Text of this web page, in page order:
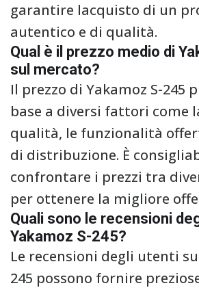
garantire lacquisto di un
autentico e di qualità.
Qual è il prezzo medio di
sul mercato?
Il prezzo di Yakamoz S-245
base a diversi fattori come
qualità, le funzionalità
di distribuzione. È
confrontare i prezzi tra
per ottenere la migliore
Quali sono le recensioni
Yakamoz S-245?
Le recensioni degli utenti su
245 possono fornire